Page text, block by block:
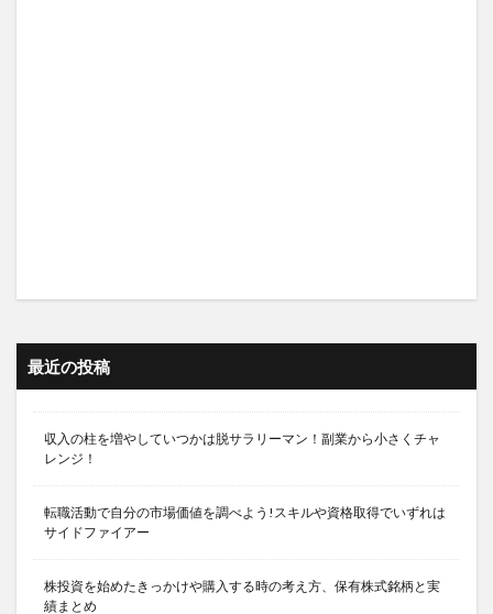
最近の投稿
収入の柱を増やしていつかは脱サラリーマン！副業から小さくチャ
レンジ！
転職活動で自分の市場価値を調べよう!スキルや資格取得でいずれは
サイドファイアー
株投資を始めたきっかけや購入する時の考え方、保有株式銘柄と実
績まとめ